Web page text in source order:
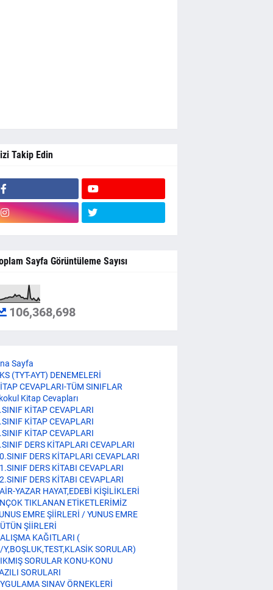
Takip Edin
Sayfa Görüntüleme Sayısı
106,368,698
Sayfa
(TYT-AYT) DENEMELERİ
CEVAPLARI-TÜM SINIFLAR
Kitap Cevapları
KİTAP CEVAPLARI
KİTAP CEVAPLARI
KİTAP CEVAPLARI
DERS KİTAPLARI CEVAPLARI
DERS KİTAPLARI CEVAPLARI
DERS KİTABI CEVAPLARI
DERS KİTABI CEVAPLARI
YAZAR HAYAT,EDEBİ KİŞİLİKLERİ
TIKLANAN ETİKETLERİMİZ
EMRE ŞİİRLERİ / YUNUS EMRE
ŞİİRLERİ
KAĞITLARI (
Y,BOŞLUK,TEST,KLASİK SORULAR)
SORULAR KONU-KONU
SORULARI
SINAV ÖRNEKLERİ